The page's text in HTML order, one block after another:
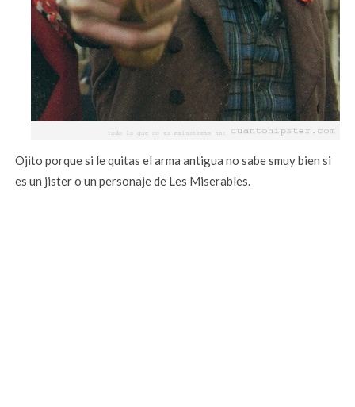
Ojito porque si le quitas el arma antigua no sabe smuy bien si
es un jister o un personaje de Les Miserables.